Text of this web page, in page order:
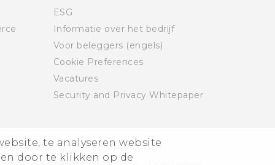
te analyseren website
door te klikken op de
ESG
Informatie over het bedrijf
Voor beleggers (engels)
Cookie Preferences
Vacatures
Security and Privacy Whitepaper